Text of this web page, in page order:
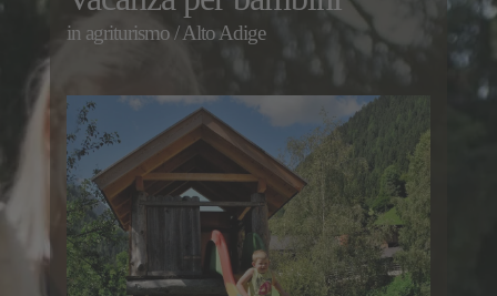
in agriturismo / Alto Adige